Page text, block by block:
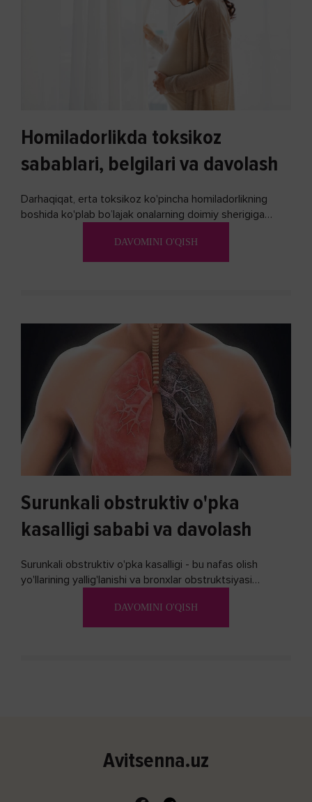
Homiladorlikda toksikoz
sabablari, belgilari va davolash
Darhaqiqat, erta toksikoz ko'pincha homiladorlikning
boshida ko'plab bo’lajak onalarning doimiy sherigiga
biron bir usuli bormi?DAVOMINI O'QISH
Surunkali obstruktiv o'pka
kasalligi sababi va davolash
Surunkali obstruktiv o'pka kasalligi - bu nafas olish
yo'llarining yallig'lanishi va bronxlar obstruktsiyasi
DAVOMINI O'QISH
Avitsenna.uz